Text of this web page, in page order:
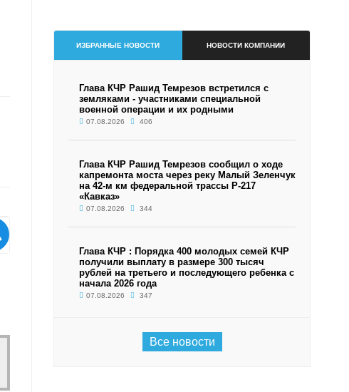
ИЗБРАННЫЕ НОВОСТИ НОВОСТИ КОМПАНИИ
Глава КЧР Рашид Темрезов встретился с
земляками - участниками специальной
военной операции и их родными
07.08.2026 406
Глава КЧР Рашид Темрезов сообщил о ходе
капремонта моста через реку Малый Зеленчук
на 42-м км федеральной трассы Р-217
«Кавказ»
07.08.2026 344
Глава КЧР : Порядка 400 молодых семей КЧР
получили выплату в размере 300 тысяч
рублей на третьего и последующего ребенка с
начала 2026 года
07.08.2026 347
Все новости